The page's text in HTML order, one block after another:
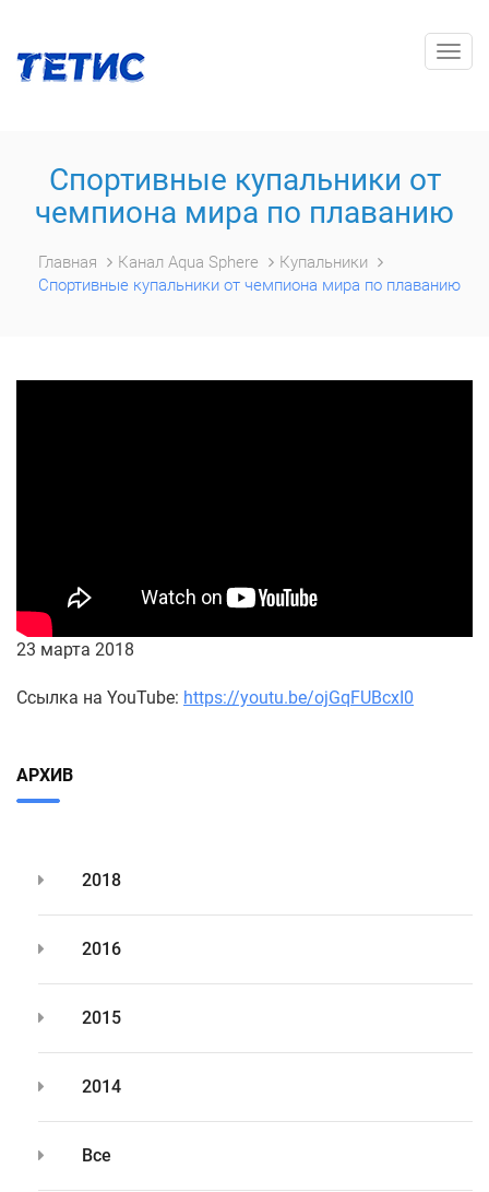
Спортивные купальники от
чемпиона мира по плаванию
Главная Канал Aqua Sphere
Купальники
Спортивные купальники от чемпиона мира по плаванию
23 марта 2018
Ссылка на YouTube: https://youtu.be/ojGqFUBcxI0
АРХИВ
2018
2016
2015
2014
Все